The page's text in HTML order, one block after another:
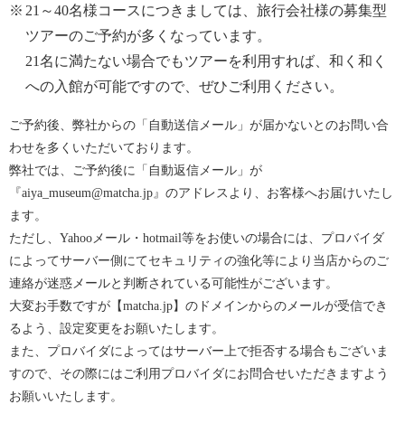
※ 21～40名様コースにつきましては、旅行会社様の募集型
ツアーのご予約が多くなっています。
21名に満たない場合でもツアーを利用すれば、和く和く
への入館が可能ですので、ぜひご利用ください。
ご予約後、弊社からの「自動送信メール」が届かないとのお問い合
わせを多くいただいております。
弊社では、ご予約後に「自動返信メール」が
『aiya_museum@matcha.jp』のアドレスより、お客様へお届けいたし
ます。
ただし、Yahooメール・hotmail等をお使いの場合には、プロバイダ
によってサーバー側にてセキュリティの強化等により当店からのご
連絡が迷惑メールと判断されている可能性がございます。
大変お手数ですが【matcha.jp】のドメインからのメールが受信でき
るよう、設定変更をお願いたします。
また、プロバイダによってはサーバー上で拒否する場合もございま
すので、その際にはご利用プロバイダにお問合せいただきますよう
お願いいたします。